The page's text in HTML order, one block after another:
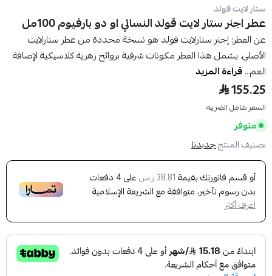
ستار لايت قولد
عطر اجنر ستار لايت قولد النسائي او دو بارفيوم 100مل
عن العطر: إجنر ستارلايت قولد هو نسخة مجددة من عطر ستارلايت
الأصلي. يشمل هذا العطر مكونات شرقية بروائح زهرية كلاسيكية لإضافة
العم...قراءة المزيد
155.25
السعر شامل الضريبه
متوفر
تصنيف المنتج:جديدنا
أو قسم فاتورتك بقيمة 38.81 ر.س على4 دفعات
بدون رسوم تأخير، متوافقة مع الشريعة الإسلامية
اعرف أكثر